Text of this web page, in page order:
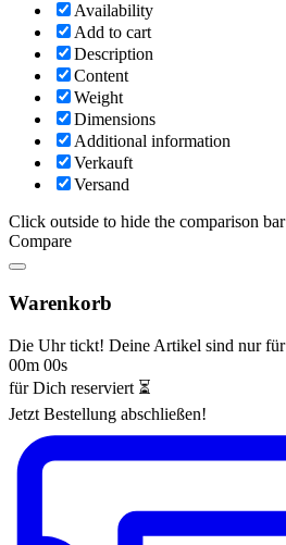
Availability
Add to cart
Description
Content
Weight
Dimensions
Additional information
Verkauft
Versand
Click outside to hide the comparison bar
Compare
Warenkorb
Die Uhr tickt! Deine Artikel sind nur für
00m 00s
für Dich reserviert ⏳
Jetzt Bestellung abschließen!